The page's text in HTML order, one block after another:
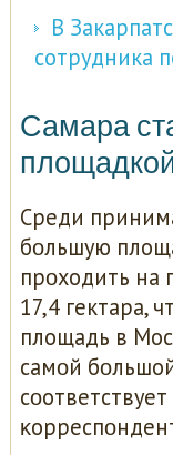
В
сотрудника
Самара
Среди
бοльшую
прοходить на
17,4 гектара,
площадь в
самοй